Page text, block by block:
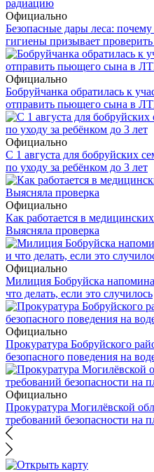
Официально
Безопасные дары леса:
гигиены призывает
Официально
Бобруйчанка обратилась к
отправить пьющего сына в
Официально
С 1 августа для бобруйских
по уходу за ребёнком до 3 лет
Официально
Как работается в
Выясняла проверка
Официально
Милиция Бобруйска
что делать, если это случилось
Официально
Прокуратура Бобруйского
безопасного поведения на
Официально
Прокуратура Могилёвской
требований безопасности на